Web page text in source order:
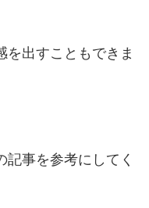
を出すこともできま
事を参考にしてく